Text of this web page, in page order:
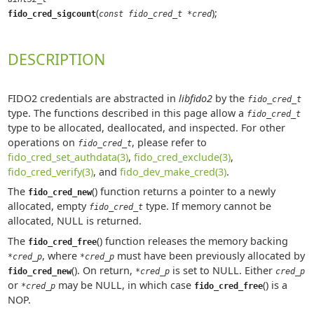
fido_cred_sigcount(const fido_cred_t *cred);
DESCRIPTION
FIDO2 credentials are abstracted in libfido2by the fido_cred_t
type. The functions described in this page allow a fido_cred_t
type to be allocated, deallocated, and inspected. For other
operations on fido_cred_t, please refer to
fido_cred_set_authdata(3), fido_cred_exclude(3),
fido_cred_verify(3), and fido_dev_make_cred(3).
The fido_cred_new() function returns a pointer to a newly
allocated, empty fido_cred_ttype. If memory cannot be
allocated, NULL is returned.
The fido_cred_free() function releases the memory backing
*cred_p, where *cred_pmust have been previously allocated by
fido_cred_new(). On return, *cred_pis set to NULL. Either cred_p
or *cred_pmay be NULL, in which case fido_cred_free() is a
NOP.